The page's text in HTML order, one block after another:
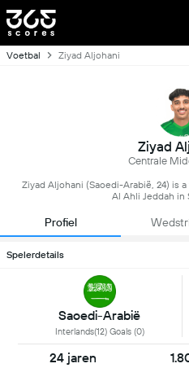
Voetbal Ziyad Aljohani
Ziyad
Centrale
Ziyad Aljohani (Saoedi-Arabië, 24) is
Al Ahli Jeddah in
Profiel
Spelerdetails
Saoedi-Arabië
Interlands(12) Goals (0)
24 jaren